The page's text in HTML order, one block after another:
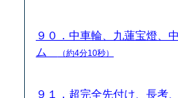
９０．中車輪、九蓮宝燈、
ム
（約4分10秒）
９１．超完全先付け、長考